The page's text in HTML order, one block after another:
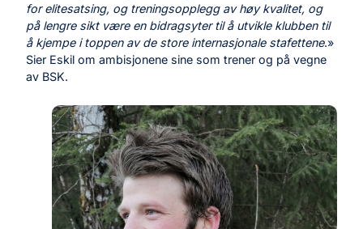
for elitesatsing, og treningsopplegg av høy kvalitet, og
på lengre sikt være en bidragsyter til å utvikle klubben til
å kjempe i toppen av de store internasjonale stafettene.»
Sier Eskil om ambisjonene sine som trener og på vegne
av BSK.